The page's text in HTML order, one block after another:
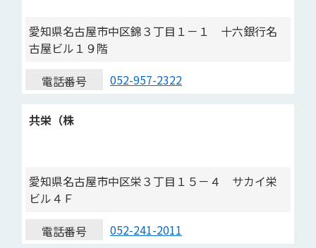
愛知県名古屋市中区錦３丁目１－１ 十六銀行名
古屋ビル１９階
電話番号
052-957-2322
共栄（株
愛知県名古屋市中区栄３丁目１５－４ サカイ栄
ビル４Ｆ
電話番号
052-241-2011